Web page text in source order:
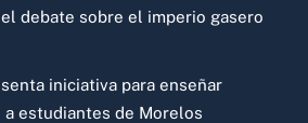
debate sobre el imperio gasero
iniciativa para enseñar
estudiantes de Morelos